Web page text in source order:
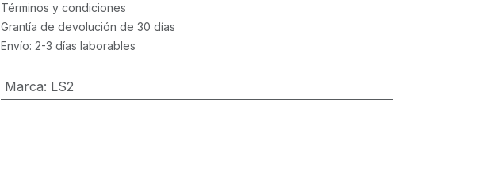
Términos y condiciones
Grantía de devolución de 30 días
Envío: 2-3 días laborables
Marca: LS2